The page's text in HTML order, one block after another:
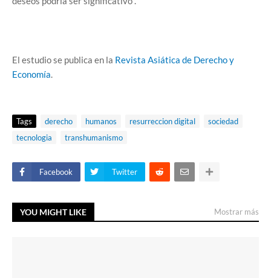
El estudio se publica en la Revista Asiática de Derecho y
Economía.
Tags derecho humanos resurreccion digital
sociedad
tecnologia
transhumanismo
Facebook Twitter
YOU MIGHT LIKE Mostrar más